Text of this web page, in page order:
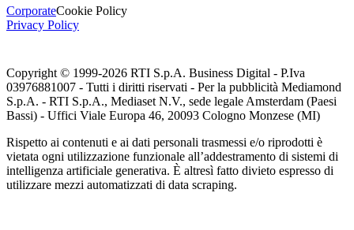
CorporateCookie Policy
Privacy Policy
Copyright © 1999-2026 RTI S.p.A. Business Digital - P.Iva
03976881007 - Tutti i diritti riservati - Per la pubblicità Mediamond
S.p.A. - RTI S.p.A., Mediaset N.V., sede legale Amsterdam (Paesi
Bassi) - Uffici Viale Europa 46, 20093 Cologno Monzese (MI)
Rispetto ai contenuti e ai dati personali trasmessi e/o riprodotti è
vietata ogni utilizzazione funzionale all’addestramento di sistemi di
intelligenza artificiale generativa. È altresì fatto divieto espresso di
utilizzare mezzi automatizzati di data scraping.